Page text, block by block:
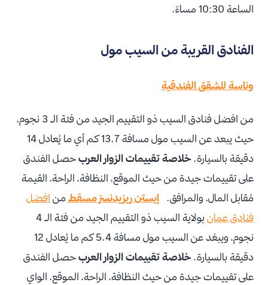
الساعة 10:30 مساءً.
الفنادق القريبة من السيب مول
وناسة للشقق الفندقية
من افضل فنادق السيب ذو التقييم الجيد من فئة الـ 3 نجوم،
حيث يبعد عن السيب مول مسافة 13.7 كم أي ما يُعادل 14
دقيقة بالسيارة.خلاصة تقييمات الزوار العربحصل الفندق
على تقييمات جيدة من حيث الموقع، النظافة، الراحة، القيمة
مُقابل المال، والمرافق. إيستن ريزيدنسز مسقطمن افضل
فنادق عمان
بولاية السيب ذو التقييم الجيد من فئة الـ 4
نجوم، ويبعُد عن السيب مول مسافة 5.4 كم ما يُعادل 12
دقيقة بالسيارة.خلاصة تقييمات الزوار العربحصل الفندق
على تقييمات جيدة من حيث النظافة، الراحة، الموقع، الواي